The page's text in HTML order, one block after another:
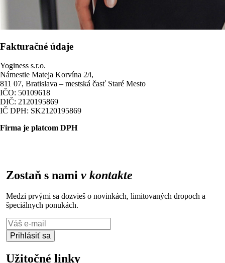
Fakturačné údaje
Yoginess s.r.o.
Námestie Mateja Korvína 2/i,
811 07, Bratislava – mestská časť Staré Mesto
IČO: 50109618
DIČ: 2120195869
IČ DPH: SK2120195869
Firma je platcom DPH
Zostaň s nami v kontakte
Medzi prvými sa dozvieš o novinkách, limitovaných dropoch a
špeciálnych ponukách.
Prihlásiť sa
Užitočné linky